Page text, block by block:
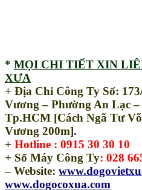
* MỌI CHI TIẾT XIN
XƯA
+ Địa Chỉ Công Ty Số:
Vương – Phường An Lạc
Tp.HCM [Cách Ngã Tư
Vương 200m].
+ Hotline : 0915 30 30 10
+ Số Máy Công Ty: 028
– Website:
www.dogocoxua.com